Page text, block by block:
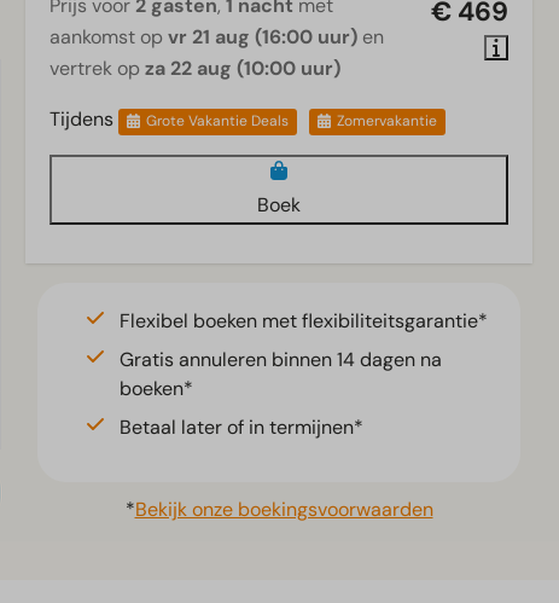
€ 469
Prijs voor 2 gasten, 1 nacht met
aankomst op vr 21 aug (16:00 uur) en
vertrek op za 22 aug (10:00 uur)
Tijdens
Grote Vakantie Deals Zomervakantie
Boek
Flexibel boeken met flexibiliteitsgarantie*
Gratis annuleren binnen 14 dagen na
boeken*
Betaal later of in termijnen*
*Bekijk onze boekingsvoorwaarden